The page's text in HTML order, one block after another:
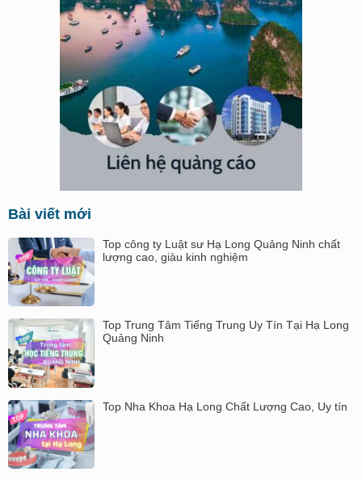
Bài viết mới
Top công ty Luật sư Hạ Long Quảng Ninh chất
lượng cao, giàu kinh nghiệm
Top Trung Tâm Tiếng Trung Uy Tín Tại Hạ Long
Quảng Ninh
Top Nha Khoa Hạ Long Chất Lượng Cao, Uy tín